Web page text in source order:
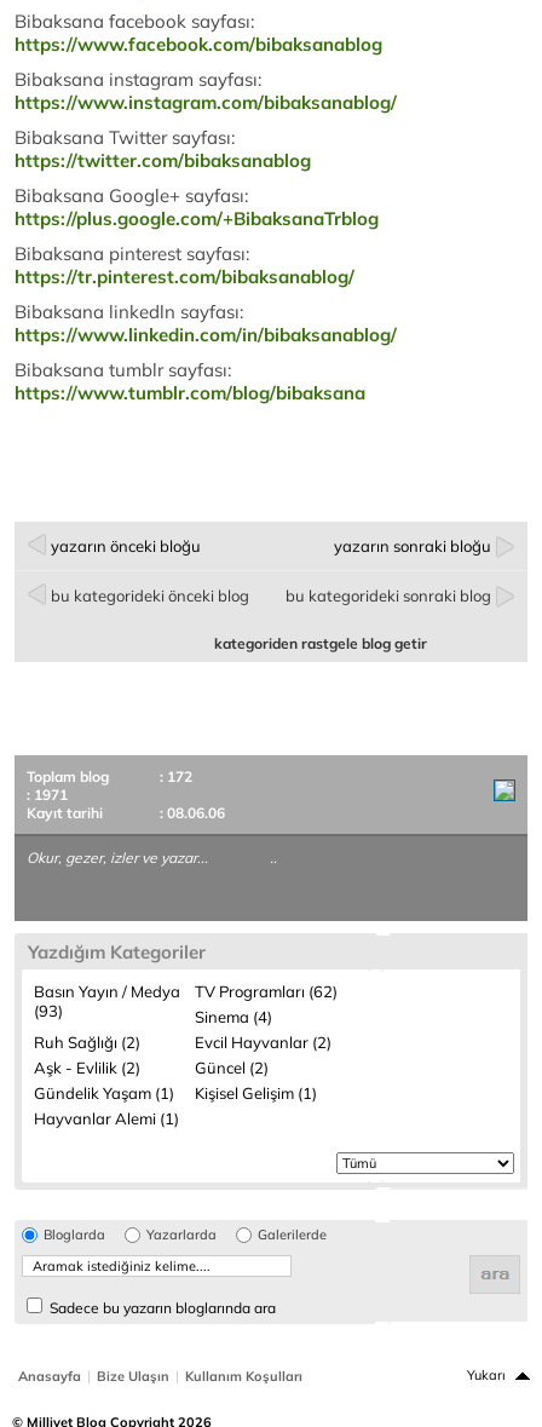
Bibaksana facebook sayfası:
https://www.facebook.com/bibaksanablog
Bibaksana instagram sayfası:
https://www.instagram.com/bibaksanablog/
Bibaksana Twitter sayfası:
https://twitter.com/bibaksanablog
Bibaksana Google+ sayfası:
https://plus.google.com/+BibaksanaTrblog
Bibaksana pinterest sayfası:
https://tr.pinterest.com/bibaksanablog/
Bibaksana linkedln sayfası:
https://www.linkedin.com/in/bibaksanablog/
Bibaksana tumblr sayfası:
https://www.tumblr.com/blog/bibaksana
yazarın önceki bloğu yazarın sonraki bloğu
bu kategorideki önceki blog bu kategorideki sonraki blog
kategoriden rastgele blog getir
Toplam blog
: 172
: 1971
Kayıt tarihi
: 08.06.06
Okur, gezer, izler ve yazar... ..
Yazdığım Kategoriler
Basın Yayın / Medya
(93)
TV Programları (62)
Sinema (4)
Ruh Sağlığı (2)
Evcil Hayvanlar (2)
Aşk - Evlilik (2)
Güncel (2)
Gündelik Yaşam (1)
Kişisel Gelişim (1)
Hayvanlar Alemi (1)
Bloglarda Yazarlarda Galerilerde
Sadece bu yazarın bloglarında ara
Anasayfa | Bize Ulaşın | Kullanım Koşulları Yukarı
© Milliyet Blog Copyright 2026